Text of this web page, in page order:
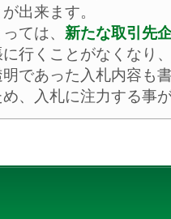
出来ます。
ては、 新たな取引先
行くことがなくなり
であった入札内容も
、入札に注力する事